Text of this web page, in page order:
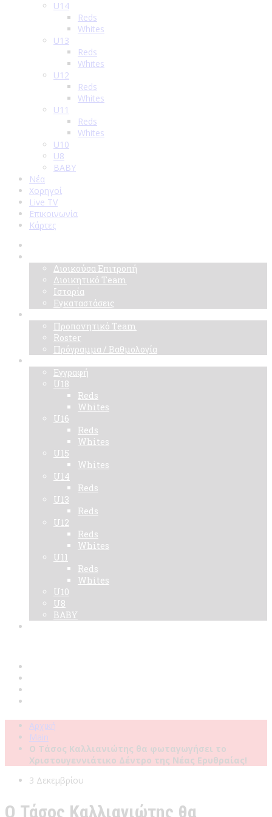
U14
Reds
Whites
U13
Reds
Whites
U12
Reds
Whites
U11
Reds
Whites
U10
U8
BABY
Νέα
Χορηγοί
Live TV
Επικοινωνία
Κάρτες
Διοικούσα Επιτροπή
Διοικητικό Τeam
Ιστορία
Εγκαταστάσεις
Προπονητικό Team
Roster
Πρόγραμμα / Βαθμολογία
Εγγραφή
U18
Reds
Whites
U16
Reds
Whites
U15
Whites
U14
Reds
U13
Reds
U12
Reds
Whites
U11
Reds
Whites
U10
U8
BABY
Αρχική
Main
Ο Τάσος Καλλιανιώτης θα φωταγωγήσει το
Χριστουγεννιάτικο Δέντρο της Νέας Ερυθραίας!
3 Δεκεμβρίου
Ο Τάσος Καλλιανιώτης θα